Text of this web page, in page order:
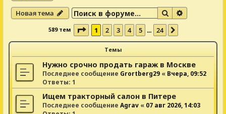
Новая тема Поиск
589 тем Страница из 24
1 2 3 4 5 … 24
Темы
Нужно срочно продать гараж в Москве
Последнее сообщение Grortberg29 « Вчера, 09:52
Ответы: 1
Ищем тракторный салон в Питере
Последнее сообщение Agrav « 07 авг 2026, 14:03